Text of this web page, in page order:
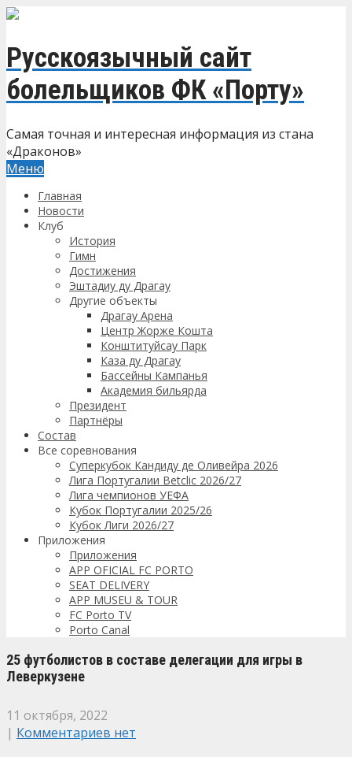
Русскоязычный сайт
болельщиков ФК «Порту»
Самая точная и интересная информация из стана
«Драконов»
Меню
Главная
Новости
Клуб
История
Гимн
Достижения
Эштадиу ду Драгау
Другие объекты
Драгау Арена
Центр Жорже Кошта
Конштитуйсау Парк
Каза ду Драгау
Бассейны Кампанья
Академия бильярда
Президент
Партнёры
Состав
Все соревнования
Суперкубок Кандиду де Оливейра 2026
Лига Португалии Betclic 2026/27
Лига чемпионов УЕФА
Кубок Португалии 2025/26
Кубок Лиги 2026/27
Приложения
Приложения
APP OFICIAL FC PORTO
SEAT DELIVERY
APP MUSEU & TOUR
FC Porto TV
Porto Canal
25 футболистов в составе делегации для игры в
Леверкузене
11 октября, 2022
| Комментариев нет